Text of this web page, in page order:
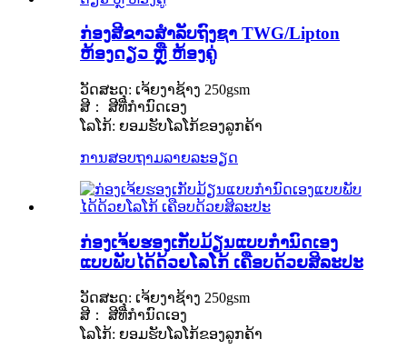
ກ່ອງສີຂາວສຳລັບຖົງຊາ TWG/Lipton
ຫ້ອງດຽວ ຫຼື ຫ້ອງຄູ່
ວັດສະດຸ: ເຈ້ຍງາຊ້າງ 250gsm
ສີ： ສີທີ່ກຳນົດເອງ
ໂລໂກ້: ຍອມຮັບໂລໂກ້ຂອງລູກຄ້າ
ການສອບຖາມລາຍລະອຽດ
ກ່ອງເຈ້ຍຮອງເກັບມ້ຽນແບບກຳນົດເອງ
ແບບພັບໄດ້ດ້ວຍໂລໂກ້ ເຄືອບດ້ວຍສິລະປະ
ວັດສະດຸ: ເຈ້ຍງາຊ້າງ 250gsm
ສີ： ສີທີ່ກຳນົດເອງ
ໂລໂກ້: ຍອມຮັບໂລໂກ້ຂອງລູກຄ້າ